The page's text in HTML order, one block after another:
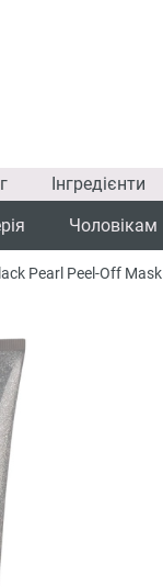
Інгредієнти
Чоловікам
Pearl Peel-Off Mask